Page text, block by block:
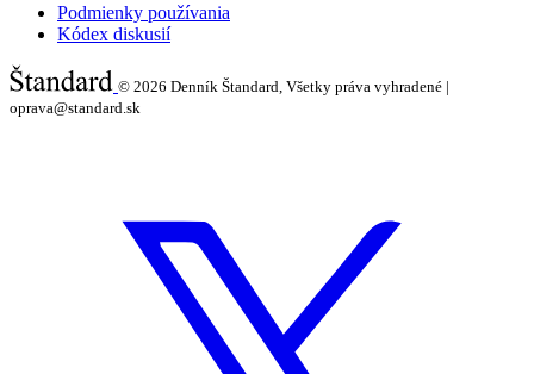
Podmienky používania
Kódex diskusií
© 2026 Denník Štandard, Všetky práva vyhradené |
oprava@standard.sk